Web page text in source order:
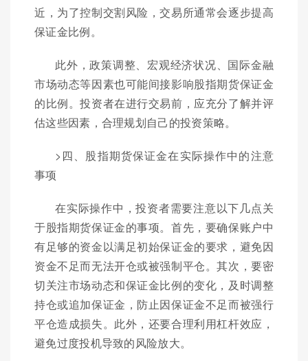
近，为了控制交割风险，交易所通常会逐步提高
保证金比例。
此外，政策调整、宏观经济状况、国际金融
市场动态等因素也可能间接影响股指期货保证金
的比例。投资者在进行交易前，应充分了解并评
估这些因素，合理规划自己的投资策略。
>四、股指期货保证金在实际操作中的注意
事项
在实际操作中，投资者需要注意以下几点关
于股指期货保证金的事项。首先，要确保账户中
有足够的资金以满足初始保证金的要求，避免因
资金不足而无法开仓或被强制平仓。其次，要密
切关注市场动态和保证金比例的变化，及时调整
持仓或追加保证金，防止因保证金不足而被强行
平仓造成损失。此外，还要合理利用杠杆效应，
避免过度投机导致的风险放大。